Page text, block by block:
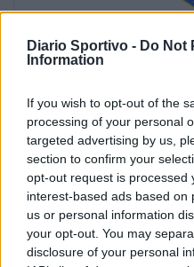
Diario Sportivo - Do Not
Information
If you wish to opt-out of the
processing of your personal
targeted advertising by us,
section to confirm your
opt-out request is processed
interest-based ads based on
us or personal information
your opt-out. You may
disclosure of your personal
13 Antonio Fantasia
Bruno Marcelo Gavim
15 Victory Igene
16 Agustin Meli